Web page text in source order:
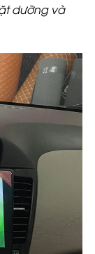
dưỡng và